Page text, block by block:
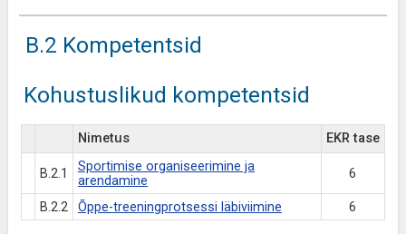
B.2 Kompetentsid
Kohustuslikud kompetentsid
Nimetus EKR tase
B.2.1
Sportimise organiseerimine ja
arendamine
6
B.2.2 Õppe-treeningprotsessi läbiviimine 6